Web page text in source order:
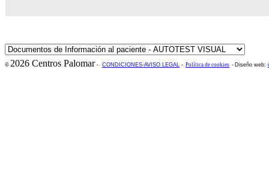
© 2026 Centros Palomar- CONDICIONES-AVISO LEGAL - Política de cookies - Diseño web: